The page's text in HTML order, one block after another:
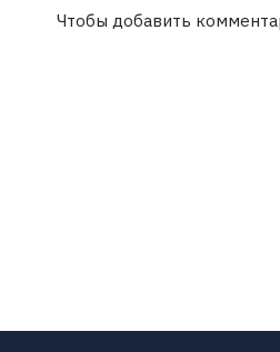
Чтобы добавить